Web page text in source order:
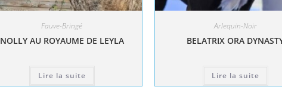
Fauve-Bringé
NOLLY AU ROYAUME DE LEYLA
Lire la suite
Arlequin-Noir
BELATRIX ORA
Lire la suite